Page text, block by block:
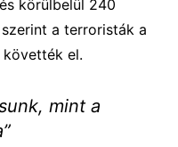
körülbelül 240
a terroristák a
el.
mint a